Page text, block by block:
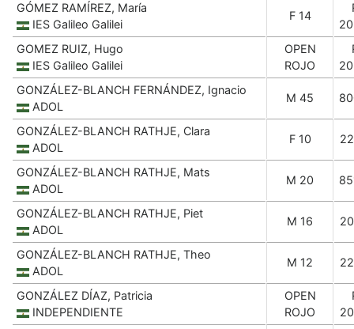
GÓMEZ RAMÍREZ, María
IES Galileo Galilei
F 14
GOMEZ RUIZ, Hugo
IES Galileo Galilei
OPEN
ROJO
GONZÁLEZ-BLANCH FERNÁNDEZ, Ignacio
ADOL
M 45
GONZÁLEZ-BLANCH RATHJE, Clara
ADOL
F 10
GONZÁLEZ-BLANCH RATHJE, Mats
ADOL
M 20
GONZÁLEZ-BLANCH RATHJE, Piet
ADOL
M 16
GONZÁLEZ-BLANCH RATHJE, Theo
ADOL
M 12
GONZÁLEZ DÍAZ, Patricia
INDEPENDIENTE
OPEN
ROJO